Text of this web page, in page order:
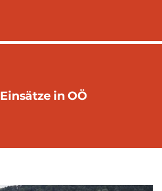
Einsätze in OÖ